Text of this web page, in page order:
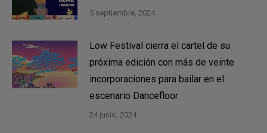
5 septiembre, 2024
Low Festival cierra el cartel de su
próxima edición con más de veinte
incorporaciones para bailar en el
escenario Dancefloor
24 junio, 2024